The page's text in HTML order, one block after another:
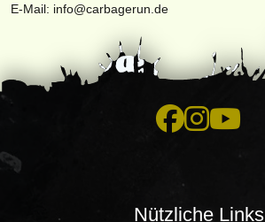
E-Mail: info@carbagerun.de
Nützliche Links